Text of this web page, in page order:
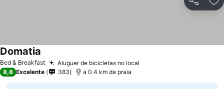
Partilhar
Bed & Breakfast Aluguer de bicicletas no local
Domatia
8,8 Excelente 383 a 0.4 km da praia